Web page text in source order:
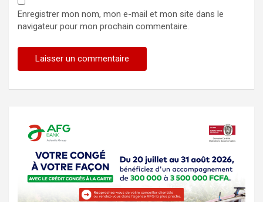
Enregistrer mon nom, mon e-mail et mon site dans le
navigateur pour mon prochain commentaire.